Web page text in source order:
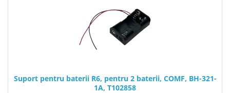
Suport pentru baterii R6, pentru 2 baterii, COMF, BH-321-
1A, T102858